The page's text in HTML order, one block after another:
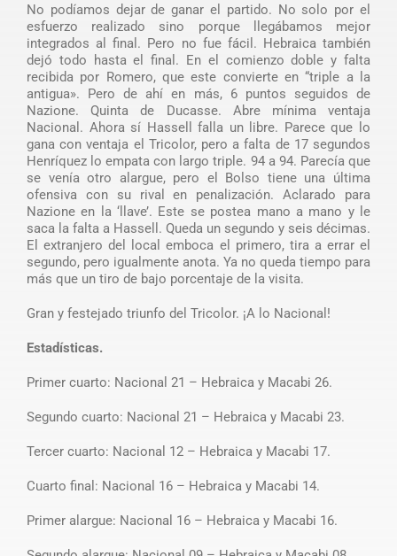
No podíamos dejar de ganar el partido. No solo por el
esfuerzo realizado sino porque llegábamos mejor
integrados al final. Pero no fue fácil. Hebraica también
dejó todo hasta el final. En el comienzo doble y falta
recibida por Romero, que este convierte en “triple a la
antigua». Pero de ahí en más, 6 puntos seguidos de
Nazione. Quinta de Ducasse. Abre mínima ventaja
Nacional. Ahora sí Hassell falla un libre. Parece que lo
gana con ventaja el Tricolor, pero a falta de 17 segundos
Henríquez lo empata con largo triple. 94 a 94. Parecía que
se venía otro alargue, pero el Bolso tiene una última
ofensiva con su rival en penalización. Aclarado para
Nazione en la ‘llave’. Este se postea mano a mano y le
saca la falta a Hassell. Queda un segundo y seis décimas.
El extranjero del local emboca el primero, tira a errar el
segundo, pero igualmente anota. Ya no queda tiempo para
más que un tiro de bajo porcentaje de la visita.
Gran y festejado triunfo del Tricolor. ¡A lo Nacional!
Estadísticas.
Primer cuarto: Nacional 21 – Hebraica y Macabi 26.
Segundo cuarto: Nacional 21 – Hebraica y Macabi 23.
Tercer cuarto: Nacional 12 – Hebraica y Macabi 17.
Cuarto final: Nacional 16 – Hebraica y Macabi 14.
Primer alargue: Nacional 16 – Hebraica y Macabi 16.